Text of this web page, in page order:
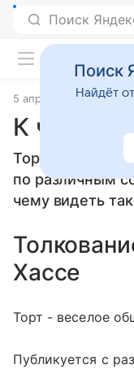
Поиск
5 апреля 2010
К чему
Торт:
по различным
чему видеть
Хассе
Торт - веселое
Публикуется с
Поиск
Найдёт